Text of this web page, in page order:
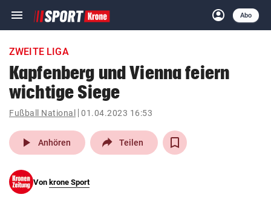
menu Navigation
ein-/ausklappen
account_circle
Anmelden
Abo
close Schließen
account_circle Anmelden
pin_drop
Wien arrow_right
ZWEITE LIGA
Kapfenberg und Vienna feiern
wichtige Siege
Fußball National 01.04.2023 16:53
play_arrow Anhören Teilen
Von krone Sport